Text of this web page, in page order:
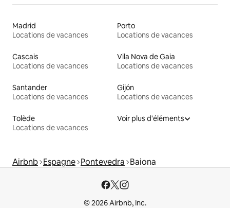
Madrid
Locations de vacances
Porto
Locations de vacances
Cascais
Locations de vacances
Vila Nova de Gaia
Locations de vacances
Santander
Locations de vacances
Gijón
Locations de vacances
Tolède
Locations de vacances
Voir plus d'éléments
Airbnb Espagne Pontevedra Baiona
© 2026 Airbnb, Inc.